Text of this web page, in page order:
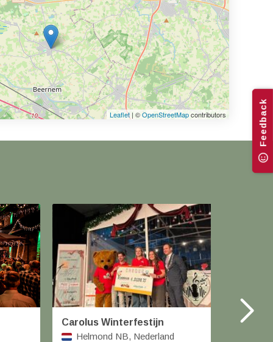
Leaflet | ©OpenStreetMapcontributors
Carolus Winterfestijn
Helmond NB, Nederland
Feedback